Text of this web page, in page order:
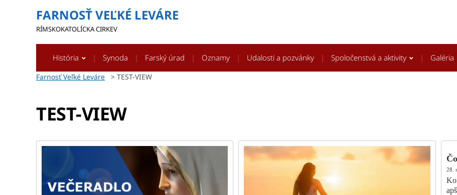
FARNOSŤ VEĽKÉ LEVÁRE
RÍMSKOKATOLÍCKA CIRKEV
História Synoda Farský úrad Oznamy Udalosti a pozvánky Spoločenstvá a aktivity Galéria
Farnosť Veľké Leváre > TEST-VIEW
TEST-VIEW
28.